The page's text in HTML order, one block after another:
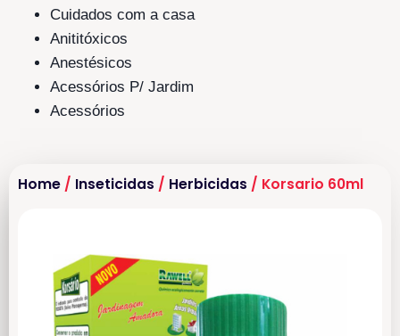
Cuidados com a casa
Anititóxicos
Anestésicos
Acessórios P/ Jardim
Acessórios
Home / Inseticidas / Herbicidas / Korsario 60ml